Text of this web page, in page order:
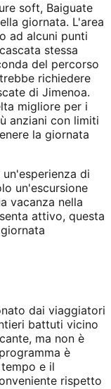
soft, Baiguate
giornata. L'area
ad alcuni punti
stessa
del percorso
richiedere
di Jimenoa.
migliore per i
anziani con limiti
la giornata
di
un'escursione
vacanza nella
attivo, questa
dai viaggiatori
battuti vicino
ma non è
è
e il
rispetto